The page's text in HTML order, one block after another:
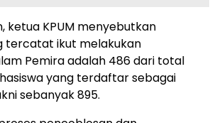
ketua KPUM menyebutkan
tercatat ikut melakukan
Pemira adalah 486 dari total
yang terdaftar sebagai
sebanyak 895.